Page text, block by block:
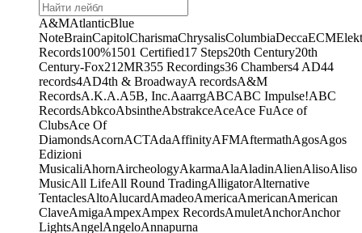
A&MAtlanticBlue
NoteBrainCapitolCharismaChrysalisColumbiaDeccaECM
Records100%1501 Certified17 Steps20th Century20th
Century-Fox21 2MR355 Recordings36 Chambers4 AD44
records4AD4th & BroadwayA recordsA&M
RecordsA.K.A.A5B, Inc.AaarrgABCABC Impulse!ABC
RecordsAbkcoAbsintheAbstrakceAceAce FuAce of
ClubsAce Of
DiamondsAcornACTAdaAffinityAFMAftermathAgosAgos
Edizioni
MusicaliAhornAircheologyAkarmaAlaAladinAlienAlisoAliso
MusicAll LifeAll Round TradingAlligatorAlternative
TentaclesAltoAlucardAmadeoAmericaAmericanAmerican
ClaveAmigaAmpexAmpex RecordsAmuletAnchorAnchor
LightsAngelAngeloAnnapurna